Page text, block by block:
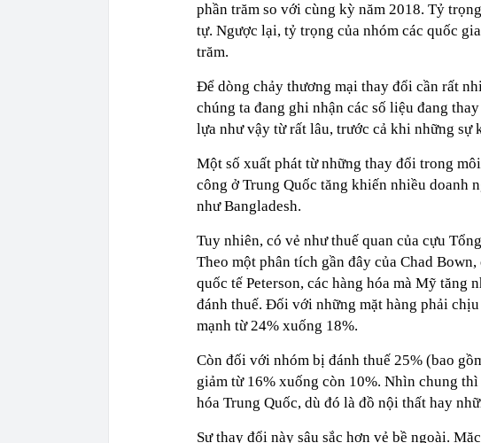
phần trăm so với cùng kỳ năm 2018. Tỷ
tự. Ngược lại, tỷ trọng của nhóm các quốc
trăm.
Để dòng chảy thương mại thay đổi cần rất
chúng ta đang ghi nhận các số liệu đang
lựa như vậy từ rất lâu, trước cả khi những sự
Một số xuất phát từ những thay đổi trong
công ở Trung Quốc tăng khiến nhiều doanh
như Bangladesh.
Tuy nhiên, có vẻ như thuế quan của cựu
Theo một phân tích gần đây của Chad
quốc tế Peterson, các hàng hóa mà Mỹ tăng
đánh thuế. Đối với những mặt hàng phải
mạnh từ 24% xuống 18%.
Còn đối với nhóm bị đánh thuế 25% (bao
giảm từ 16% xuống còn 10%. Nhìn chung
hóa Trung Quốc, dù đó là đồ nội thất hay
Sự thay đổi này sâu sắc hơn vẻ bề ngoài.